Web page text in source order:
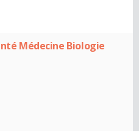
Médecine Biologie